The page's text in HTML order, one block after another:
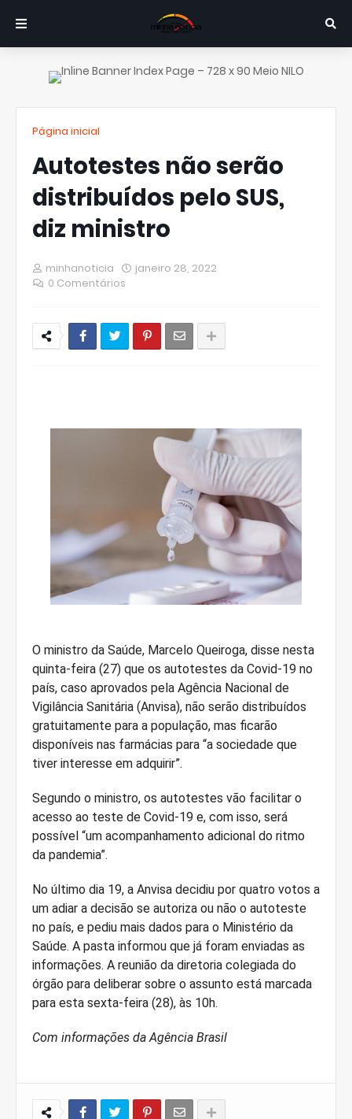
Página inicial
Autotestes não serão
distribuídos pelo SUS,
diz ministro
minhanoticia
janeiro 28, 2022
0 Comentários
O ministro da Saúde, Marcelo Queiroga, disse nesta
quinta-feira (27) que os autotestes da Covid-19 no
país, caso aprovados pela Agência Nacional de
Vigilância Sanitária (Anvisa), não serão distribuídos
gratuitamente para a população, mas ficarão
disponíveis nas farmácias para “a sociedade que
tiver interesse em adquirir”.
Segundo o ministro, os autotestes vão facilitar o
acesso ao teste de Covid-19 e, com isso, será
possível “um acompanhamento adicional do ritmo
da pandemia”.
No último dia 19, a Anvisa decidiu por quatro votos a
um adiar a decisão se autoriza ou não o autoteste
no país, e pediu mais dados para o Ministério da
Saúde. A pasta informou que já foram enviadas as
informações. A reunião da diretoria colegiada do
órgão para deliberar sobre o assunto está marcada
para esta sexta-feira (28), às 10h.
Com informações da Agência Brasil